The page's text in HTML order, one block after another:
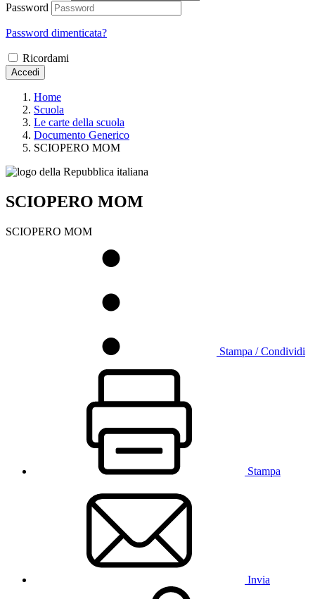
Password
Password dimenticata?
Ricordami
Accedi
Home
Scuola
Le carte della scuola
Documento Generico
SCIOPERO MOM
SCIOPERO MOM
SCIOPERO MOM
Stampa / Condividi
Stampa
Invia